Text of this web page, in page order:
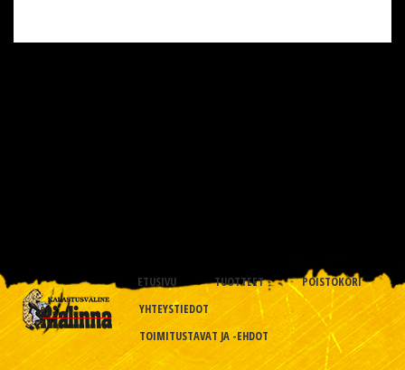
ETUSIVU TUOTTEET
POISTOKORI
YHTEYSTIEDOT
TOIMITUSTAVAT JA -EHDOT